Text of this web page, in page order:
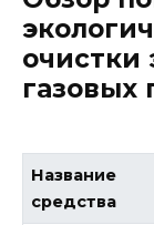
очистки
газовых
Название
средства